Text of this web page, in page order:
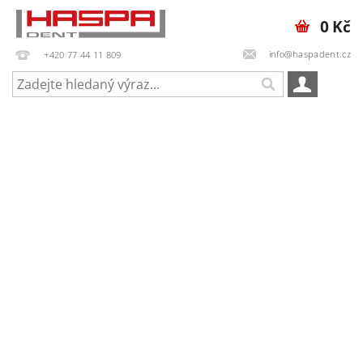
+420 77 44 11 809 info@haspadent.cz
0 Kč